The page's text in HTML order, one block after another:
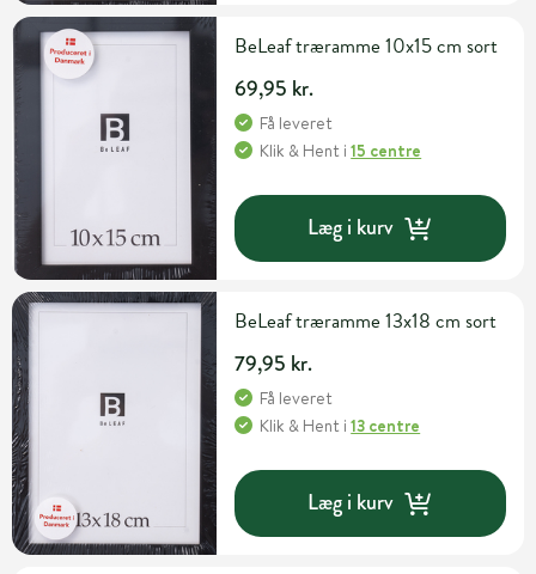
BeLeaf træramme 10x15 cm sort
69,95 kr.
Få leveret
Klik & Hent i15 centre
Læg i kurv
BeLeaf træramme 13x18 cm sort
79,95 kr.
Få leveret
Klik & Hent i13 centre
Læg i kurv